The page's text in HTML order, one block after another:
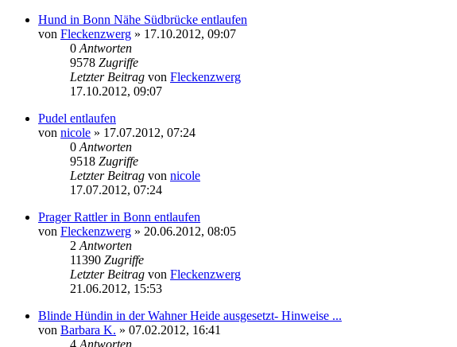
Hund in Bonn Nähe Südbrücke entlaufen
von Fleckenzwerg » 17.10.2012, 09:07
0 Antworten
9578 Zugriffe
Letzter Beitrag von Fleckenzwerg
17.10.2012, 09:07
Pudel entlaufen
von nicole » 17.07.2012, 07:24
0 Antworten
9518 Zugriffe
Letzter Beitrag von nicole
17.07.2012, 07:24
Prager Rattler in Bonn entlaufen
von Fleckenzwerg » 20.06.2012, 08:05
2 Antworten
11390 Zugriffe
Letzter Beitrag von Fleckenzwerg
21.06.2012, 15:53
Blinde Hündin in der Wahner Heide ausgesetzt- Hinweise ...
von Barbara K. » 07.02.2012, 16:41
4 Antworten